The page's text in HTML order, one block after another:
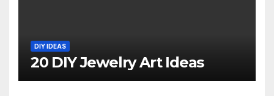
DIY IDEAS
20 DIY Jewelry Art Ideas